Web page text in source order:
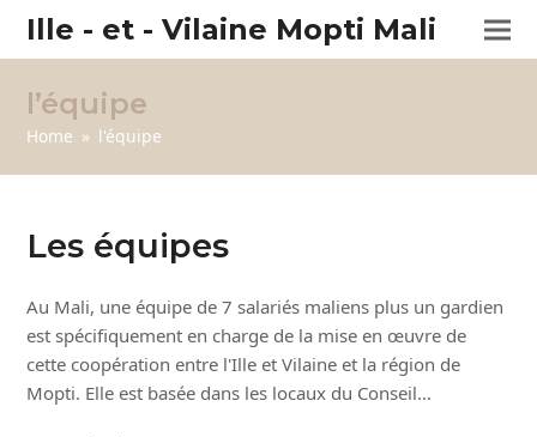
Ille - et - Vilaine Mopti Mali
l’équipe
Home » l'équipe
Les équipes
Au Mali, une équipe de 7 salariés maliens plus un gardien
est spécifiquement en charge de la mise en œuvre de
cette coopération entre l'Ille et Vilaine et la région de
Mopti. Elle est basée dans les locaux du Conseil…